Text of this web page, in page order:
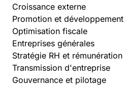
Croissance externe
Promotion et développement
Optimisation fiscale
Entreprises générales
Stratégie RH et rémunération
Transmission d'entreprise
Gouvernance et pilotage